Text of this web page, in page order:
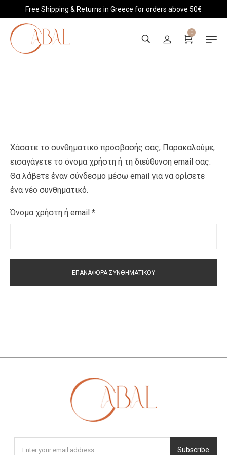
Free Shipping & Returns in Greece for orders above 50€
0
Χάσατε το συνθηματικό πρόσβασής σας; Παρακαλούμε,
εισαγάγετε το όνομα χρήστη ή τη διεύθυνση email σας.
Θα λάβετε έναν σύνδεσμο μέσω email για να ορίσετε
ένα νέο συνθηματικό.
Όνομα χρήστη ή email *
ΕΠΑΝΑΦΟΡΆ ΣΥΝΘΗΜΑΤΙΚΟΎ
Subscribe